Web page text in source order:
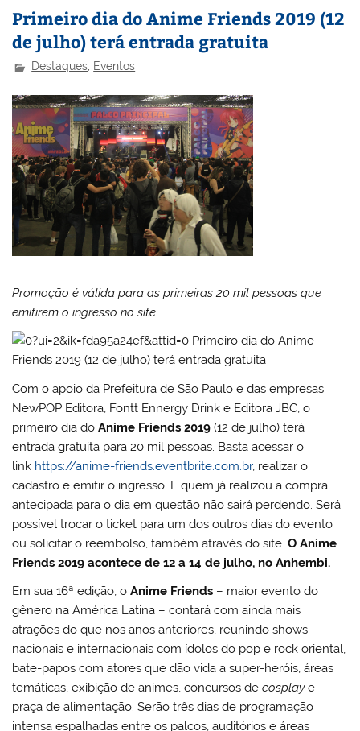
Primeiro dia do Anime Friends 2019 (12
de julho) terá entrada gratuita
Destaques, Eventos
Promoção é válida para as primeiras 20 mil pessoas que
emitirem o ingresso no site
Com o apoio da Prefeitura de São Paulo e das empresas
NewPOP Editora, Fontt Ennergy Drink e Editora JBC, o
primeiro dia doAnime Friends 2019 (12 de julho) terá
entrada gratuita para 20 mil pessoas. Basta acessar o
link https://anime-friends.eventbrite.com.br, realizar o
cadastro e emitir o ingresso. E quem já realizou a compra
antecipada para o dia em questão não sairá perdendo. Será
possível trocar o ticket para um dos outros dias do evento
ou solicitar o reembolso, também através do site.O Anime
Friends 2019 acontece de 12 a 14 de julho, no Anhembi.
Em sua 16ª edição, oAnime Friends – maior evento do
gênero na América Latina – contará com ainda mais
atrações do que nos anos anteriores, reunindo shows
nacionais e internacionais com ídolos do pop e rock oriental,
bate-papos com atores que dão vida a super-heróis, áreas
temáticas, exibição de animes, concursos decosplaye
praça de alimentação. Serão três dias de programação
intensa espalhadas entre os palcos, auditórios e áreas